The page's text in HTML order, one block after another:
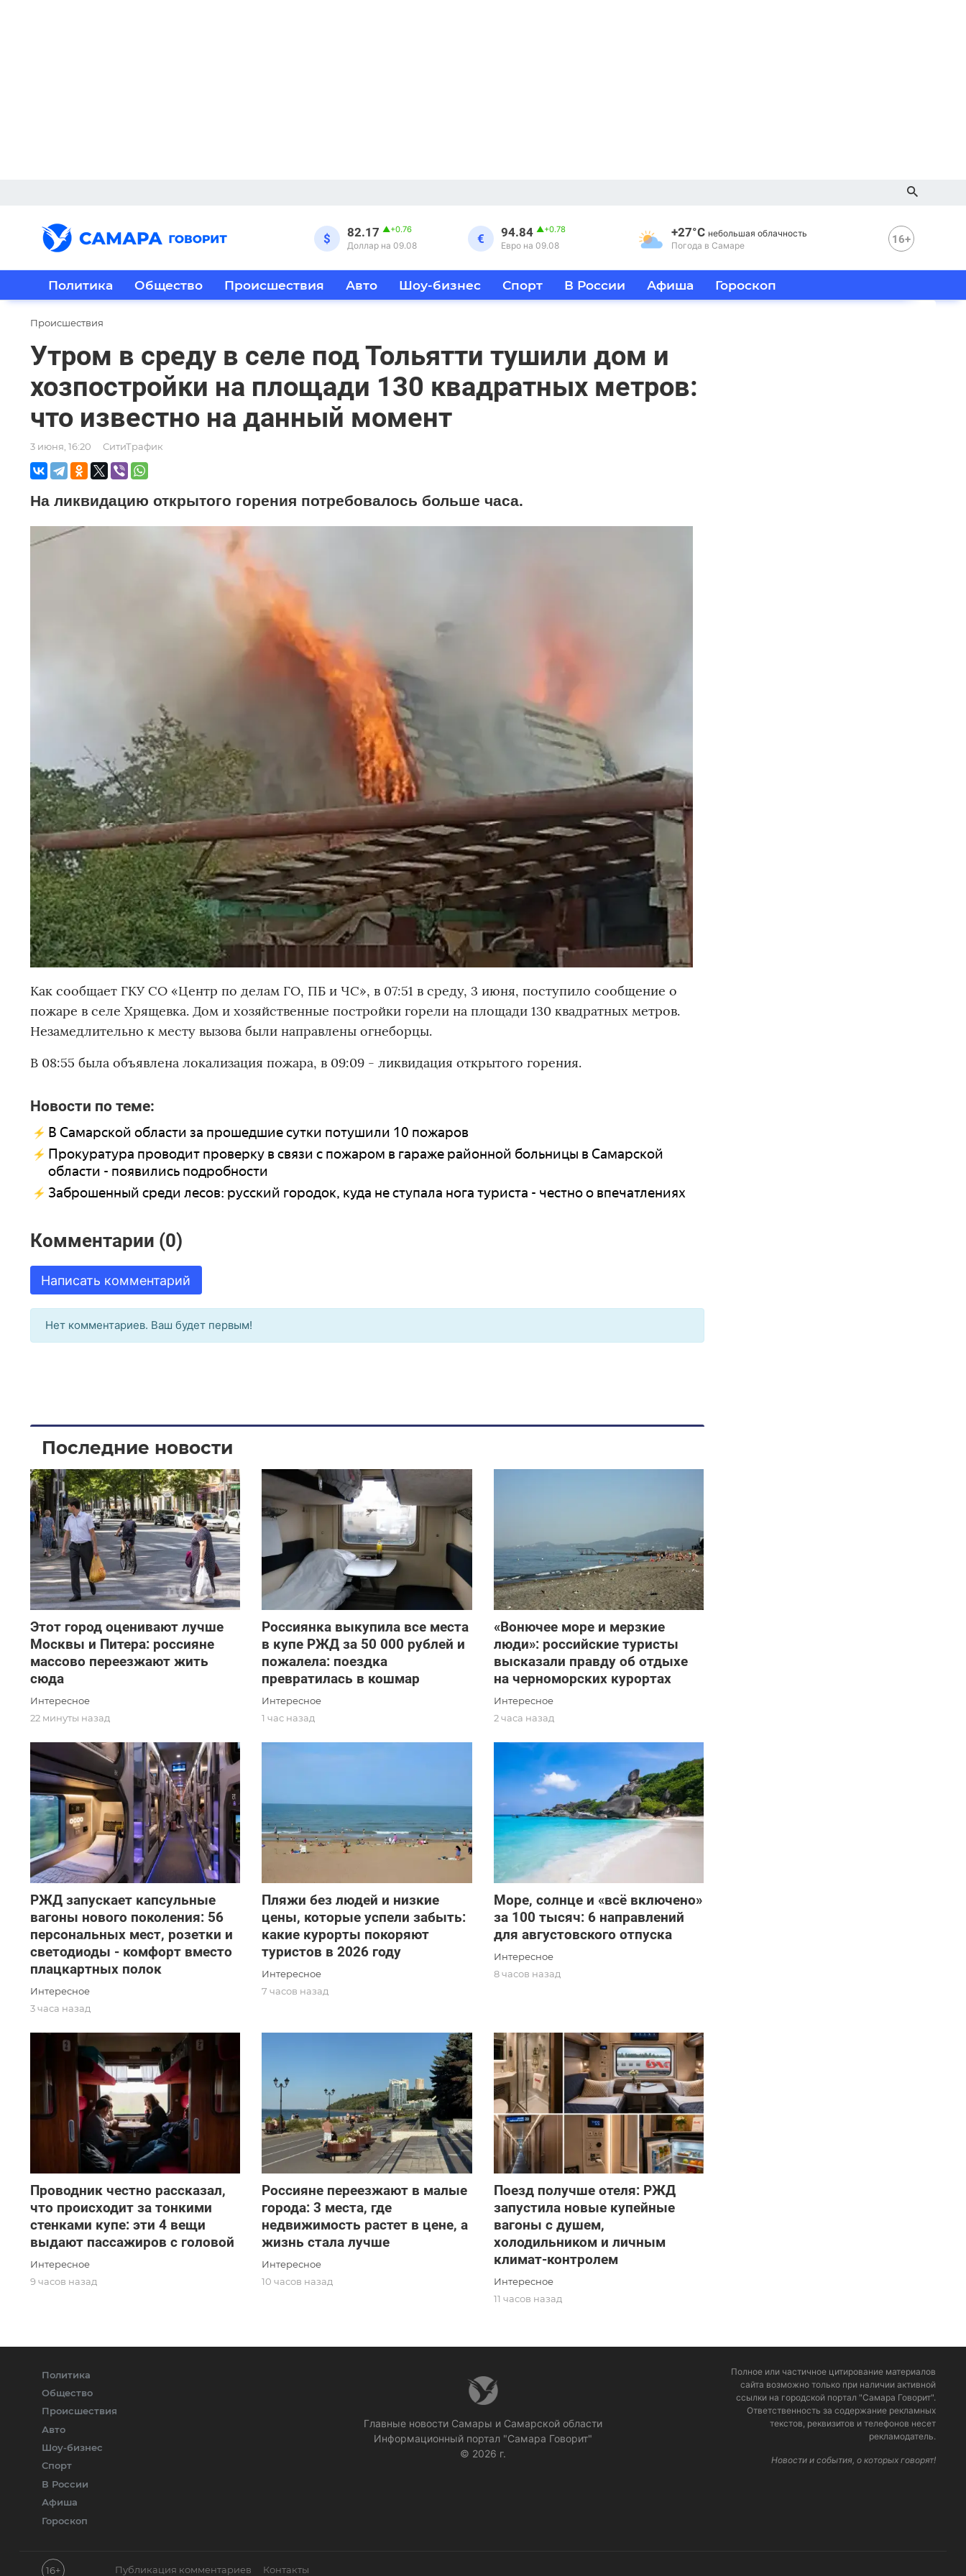
$ 82.17 ▲+0.76
Доллар на 09.08 € 94.84 ▲+0.78
Евро на 09.08
+27°C небольшая облачность
Погода в Самаре
16+
Политика Общество Происшествия Авто Шоу-бизнес Спорт В России Афиша Гороскоп
Происшествия
Утром в среду в селе под Тольятти тушили дом и
хозпостройки на площади 130 квадратных метров:
что известно на данный момент
3 июня, 16:20 СитиТрафик
На ликвидацию открытого горения потребовалось больше часа.
Как сообщает ГКУ СО «Центр по делам ГО, ПБ и ЧС», в 07:51 в среду, 3 июня, поступило сообщение о
пожаре в селе Хрящевка. Дом и хозяйственные постройки горели на площади 130 квадратных метров.
Незамедлительно к месту вызова были направлены огнеборцы.
В 08:55 была объявлена локализация пожара, в 09:09 - ликвидация открытого горения.
Новости по теме:
В Самарской области за прошедшие сутки потушили 10 пожаров
Прокуратура проводит проверку в связи с пожаром в гараже районной больницы в Самарской
области - появились подробности
Заброшенный среди лесов: русский городок, куда не ступала нога туриста - честно о впечатлениях
Комментарии (0)
Написать комментарий
Нет комментариев. Ваш будет первым!
Последние новости
Этот город оценивают лучше
Москвы и Питера: россияне
массово переезжают жить
сюда
Интересное
22 минуты назад
Россиянка выкупила все места
в купе РЖД за 50 000 рублей и
пожалела: поездка
превратилась в кошмар
Интересное
1 час назад
«Вонючее море и мерзкие
люди»: российские туристы
высказали правду об отдыхе
на черноморских курортах
Интересное
2 часа назад
РЖД запускает капсульные
вагоны нового поколения: 56
персональных мест, розетки и
светодиоды - комфорт вместо
плацкартных полок
Интересное
3 часа назад
Пляжи без людей и низкие
цены, которые успели забыть:
какие курорты покоряют
туристов в 2026 году
Интересное
7 часов назад
Море, солнце и «всё включено»
за 100 тысяч: 6 направлений
для августовского отпуска
Интересное
8 часов назад
Проводник честно рассказал,
что происходит за тонкими
стенками купе: эти 4 вещи
выдают пассажиров с головой
Интересное
9 часов назад
Россияне переезжают в малые
города: 3 места, где
недвижимость растет в цене, а
жизнь стала лучше
Интересное
10 часов назад
Поезд получше отеля: РЖД
запустила новые купейные
вагоны с душем,
холодильником и личным
климат-контролем
Интересное
11 часов назад
Политика
Общество
Происшествия
Авто
Шоу-бизнес
Спорт
В России
Афиша
Гороскоп
Главные новости Самары и Самарской области
Информационный портал "Самара Говорит"
© 2026 г.
Полное или частичное цитирование материалов
сайта возможно только при наличии активной
ссылки на городской портал "Самара Говорит".
Ответственность за содержание рекламных
текстов, реквизитов и телефонов несет
рекламодатель.
Новости и события, о которых говорят!
16+ Публикация комментариев Контакты